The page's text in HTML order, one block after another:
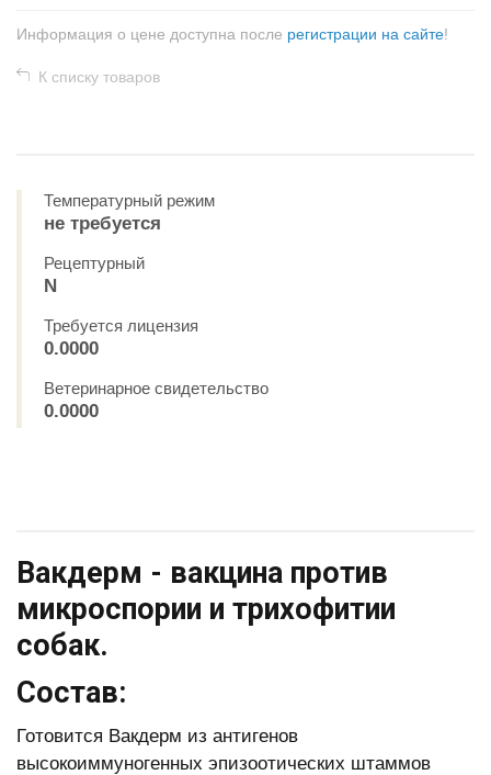
Информация о цене доступна после регистрации на сайте!
К списку товаров
Температурный режим
не требуется
Рецептурный
N
Требуется лицензия
0.0000
Ветеринарное свидетельство
0.0000
Вакдерм - вакцина против
микроспории и трихофитии
собак.
Состав:
Готовится Вакдерм из антигенов
высокоиммуногенных эпизоотических штаммов